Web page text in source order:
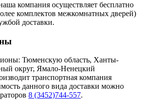
компания осуществляет бесплатно
комплектов межкомнатных дверей)
доставки.
Тюменскую область, Ханты-
округ, Ямало-Ненецкий
транспортная компания
данного вида доставки можно
8 (3452)744-557.